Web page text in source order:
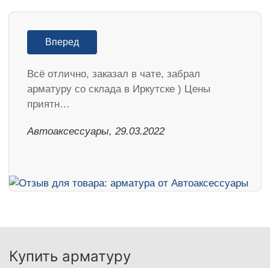
Вперед
Всё отлично, заказал в чате, забрал
арматуру со склада в Иркутске ) Цены
приятн…
Автоаксессуары, 29.03.2022
Купить арматуру